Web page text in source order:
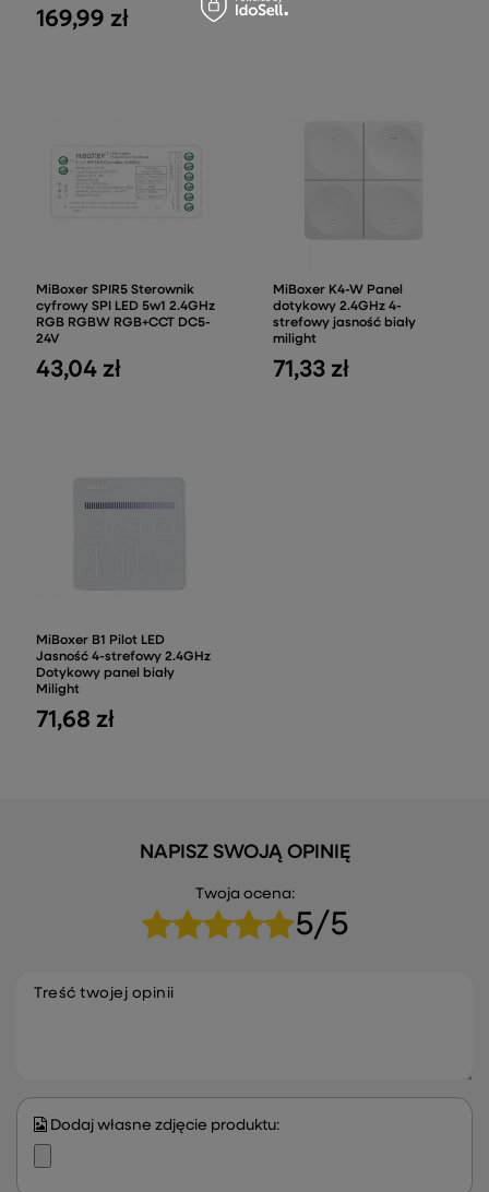
169,99 zł
MiBoxer SPIR5 Sterownik
cyfrowy SPI LED 5w1 2.4GHz
RGB RGBW RGB+CCT DC5-
24V
43,04 zł
MiBoxer K4-W Panel
dotykowy 2.4GHz 4-
strefowy jasność biały
milight
71,33 zł
MiBoxer B1 Pilot LED
Jasność 4-strefowy 2.4GHz
Dotykowy panel biały
Milight
71,68 zł
NAPISZ SWOJĄ OPINIĘ
Twoja ocena:
5/5
Treść twojej opinii
Dodaj własne zdjęcie produktu: